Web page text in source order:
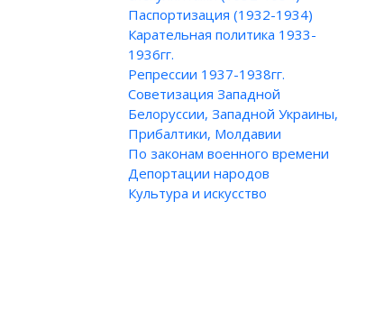
Паспортизация (1932-1934)
Карательная политика 1933-
1936гг.
Репрессии 1937-1938гг.
Советизация Западной
Белоруссии, Западной Украины,
Прибалтики, Молдавии
По законам военного времени
Депортации народов
Культура и искусство